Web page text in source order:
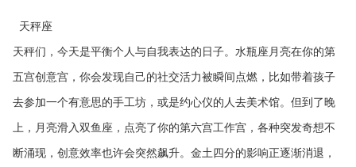
天秤座
天秤们，今天是平衡个人与自我表达的日子。水瓶座月亮在你的第
五宫创意宫，你会发现自己的社交活力被瞬间点燃，比如带着孩子
去参加一个有意思的手工坊，或是约心仪的人去美术馆。但到了晚
上，月亮滑入双鱼座，点亮了你的第六宫工作宫，各种突发奇想不
断涌现，创意效率也许会突然飙升。金土四分的影响正逐渐消退，